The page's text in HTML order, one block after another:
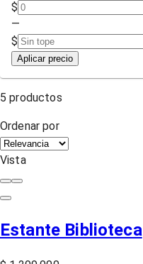
$
—
$
Aplicar precio
5 productos
Ordenar por
Vista
Estante Biblioteca